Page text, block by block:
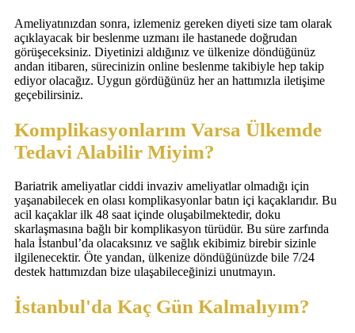
Ameliyatınızdan sonra, izlemeniz gereken diyeti size tam olarak
açıklayacak bir beslenme uzmanı ile hastanede doğrudan
görüşeceksiniz. Diyetinizi aldığınız ve ülkenize döndüğünüz
andan itibaren, sürecinizin online beslenme takibiyle hep takip
ediyor olacağız. Uygun gördüğünüz her an hattımızla iletişime
geçebilirsiniz.
Komplikasyonlarım Varsa Ülkemde
Tedavi Alabilir Miyim?
Bariatrik ameliyatlar ciddi invaziv ameliyatlar olmadığı için
yaşanabilecek en olası komplikasyonlar batın içi kaçaklarıdır. Bu
acil kaçaklar ilk 48 saat içinde oluşabilmektedir, doku
skarlaşmasına bağlı bir komplikasyon türüdür. Bu süre zarfında
hala İstanbul’da olacaksınız ve sağlık ekibimiz birebir sizinle
ilgilenecektir. Öte yandan, ülkenize döndüğünüzde bile 7/24
destek hattımızdan bize ulaşabileceğinizi unutmayın.
İstanbul'da Kaç Gün Kalmalıyım?